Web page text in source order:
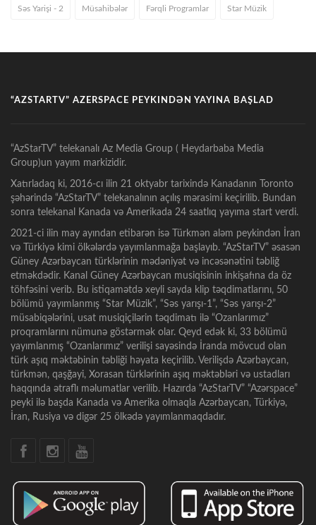
Səs Yarişi - 2 Müsahibələr Fərqli Programlar Star Müzik
“AZSTARTV” AZERSPACE PEYKINDƏN YAYINA BAŞLAD
“AzStarTV” telekanalı Az Media Group ( Heydarbaba Media
Group)un yayım markizidir.
Xatırladaq ki, 2016-cı ilin 21 oktyabr tarixində Kanadanın Toronto
şəhərində “AzStarTV” telekanalının açılış mərasimi keçirilib. Bundan
sonra telekanal Kanada və Amerikada 24 saatlıq yayıma start verdi.
2021-ci ilin may ayından etibarən isə Türkmən aləm peykindən İran
və Türkiyə kimi ölkələrdə yayımlanmağa başlayıb. “AzStarTV” əsasən
Güney Azərbaycan türklərinin mədəniyət və incəsənətini təbliğ
etməkdədir. Kanal Güney Azərbaycan musiqisinin inkişafına da öz
töhfəsini verib. Bu istiqamətdə xeyli sayda klip təqdimatlarını, 50
bölümü yayımlanmış “Star Müzik”, “Səs yarışı-1”, “Səs yarışı-2”
müsabiqələrini, usat musiqiçilərin təqdimatı ilə “Ozanlarımız”
proqramlarını nümunə göstərmək olar. Qeyd edək ki, 33 bölümü
yayımlanmış “Ozanlarımız” verilişi sayəsində İranda mövcud olan
türk aşıq məktəbinin təbliği həyata keçirilib. Verilişdə Azərbaycan,
türkmən, qaşğayi, Xorasan türklərinin aşıq məktəbləri və ustadları
haqqında ətraflı məlumatlar verilib. Hazırda “AzStarTV” “Azərspace”
peyki ilə başda Kanada və Amerika olmaqla Azərbaycan, Türkiyə,
İran, Rusiya və digər 25 ölkədə yayımlanmaqdadır.